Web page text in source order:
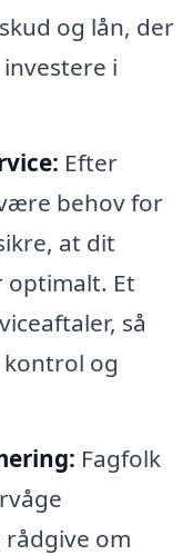
og lån, der
i
Efter
behov for
at dit
Et
så
og
Fagfolk
om